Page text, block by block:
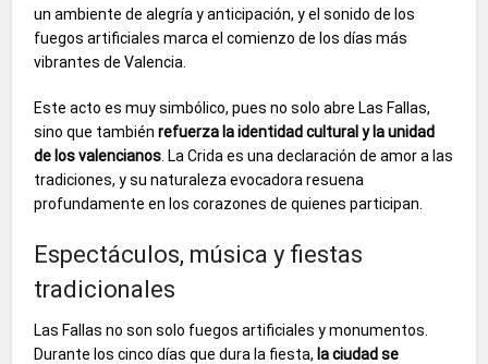
un ambiente de alegría y anticipación, y el sonido de los
fuegos artificiales marca el comienzo de los días más
vibrantes de Valencia.
Este acto es muy simbólico, pues no solo abre Las Fallas,
sino que tambiénrefuerza la identidad cultural y la unidad
de los valencianos . La Crida es una declaración de amor a las
tradiciones, y su naturaleza evocadora resuena
profundamente en los corazones de quienes participan.
Espectáculos, música y fiestas
tradicionales
Las Fallas no son solo fuegos artificiales y monumentos.
Durante los cinco días que dura la fiesta, la ciudad se